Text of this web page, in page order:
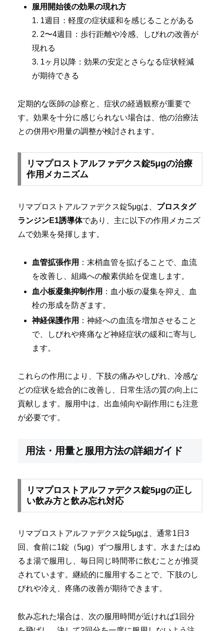
服用開始後の効果の現れ方
1. 1週目：軽度の症状緩和を感じることがある
2. 2〜4週目：歩行距離や冷感、しびれの改善が
現れる
3. 1ヶ月以降：効果の安定とさらなる症状軽減
が期待できる
定期的な医師の診察と、症状の経過観察が重要で
す。効果を十分に感じられない場合は、他の治療法
との併用や用量の調整が検討されます。
リマプロストアルファデクス錠5μgの治療
作用メカニズム
リマプロストアルファデクス錠5μgは、 プロスタグ
ランジンE1誘導体であり、主に以下の作用メカニズ
ムで効果を発揮します。
血管拡張作用 ：末梢血管を拡げることで、血流
を改善し、組織への酸素供給を促進します。
血小板凝集抑制作用 ：血小板の凝集を抑え、血
栓の形成を防ぎます。
神経保護作用 ：神経への血流を増加させること
で、しびれや疼痛など神経症状の緩和に寄与し
ます。
これらの作用により、下肢の痛みやしびれ、冷感な
どの症状を総合的に改善し、日常生活の質の向上に
貢献します。服用中は、出血傾向や副作用にも注意
が必要です。
用法・用量と服用方法の詳細ガイド
リマプロストアルファデクス錠5μgの正し
い飲み方と飲み忘れ対応
リマプロストアルファデクス錠5μgは、通常1日3
回、食前に1錠（5μg）ずつ服用します。水またはぬ
るま湯で服用し、毎日同じ時間帯に飲むことが推奨
されています。継続的に服用することで、下肢のし
びれや冷え、疼痛の改善が期待できます。
飲み忘れた場合は、次の服用時間が近ければ1回分